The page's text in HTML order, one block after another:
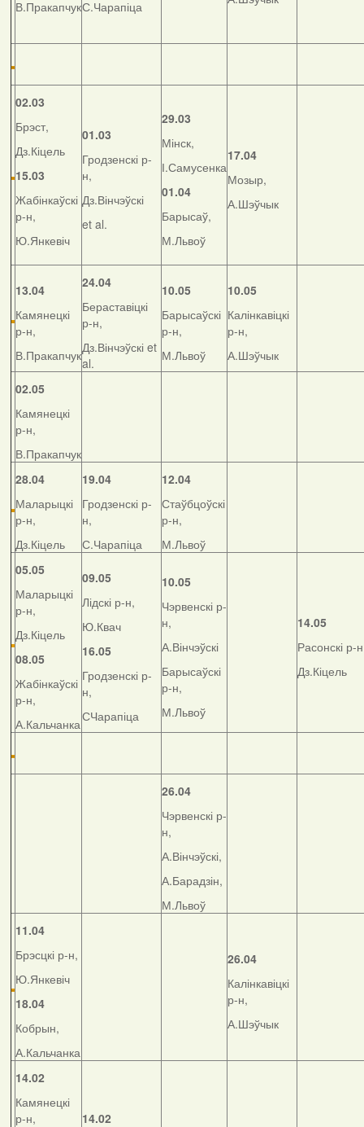
В.ПракапчукС.Чарапіца
02.03
Брэст,
Дз.Кіцель
15.03
Жабінкаўскі
р-н,
Ю.Янкевіч
01.03
Гродзенскі р-
н,
Дз.Вінчэўскі
et al.
29.03
Мінск,
І.Самусенка
01.04
Барысаў,
М.Львоў
17.04
Мозыр,
А.Шэўчык
13.04
Камянецкі
р-н,
В.Пракапчук
24.04
Бераставіцкі
р-н,
Дз.Вінчэўскі et
al.
10.05
Барысаўскі
р-н,
М.Львоў
10.05
Калінкавіцкі
р-н,
А.Шэўчык
02.05
Камянецкі
р-н,
В.Пракапчук
28.04
Маларыцкі
р-н,
Дз.Кіцель
19.04
Гродзенскі р-
н,
С.Чарапіца
12.04
Стаўбцоўскі
р-н,
М.Львоў
05.05
Маларыцкі
р-н,
Дз.Кіцель
08.05
Жабінкаўскі
р-н,
А.Кальчанка
09.05
Лідскі р-н,
Ю.Квач
16.05
Гродзенскі р-
н,
СЧарапіца
10.05
Чэрвенскі р-
н,
А.Вінчэўскі
Барысаўскі
р-н,
М.Львоў
14.05
Расонскі р-
Дз.Кіцель
26.04
Чэрвенскі р-
н,
А.Вінчэўскі,
А.Барадзін,
М.Львоў
11.04
Брэсцкі р-н,
Ю.Янкевіч
18.04
Кобрын,
А.Кальчанка
26.04
Калінкавіцкі
р-н,
А.Шэўчык
14.02
Камянецкі
р-н,
14.02